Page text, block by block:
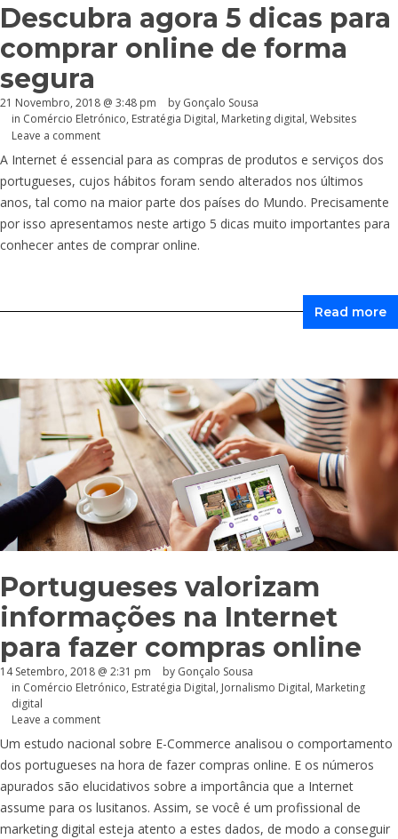
Descubra agora 5 dicas para
comprar online de forma
segura
21 Novembro, 2018 @ 3:48 pm by Gonçalo Sousa
in Comércio Eletrónico, Estratégia Digital, Marketing digital, Websites
Leave a comment
A Internet é essencial para as compras de produtos e serviços dos
portugueses, cujos hábitos foram sendo alterados nos últimos
anos, tal como na maior parte dos países do Mundo. Precisamente
por isso apresentamos neste artigo 5 dicas muito importantes para
conhecer antes de comprar online.
Read more
Portugueses valorizam
informações na Internet
para fazer compras online
14 Setembro, 2018 @ 2:31 pm by Gonçalo Sousa
in Comércio Eletrónico, Estratégia Digital, Jornalismo Digital, Marketing
digital
Leave a comment
Um estudo nacional sobre E-Commerce analisou o comportamento
dos portugueses na hora de fazer compras online. E os números
apurados são elucidativos sobre a importância que a Internet
assume para os lusitanos. Assim, se você é um profissional de
marketing digital esteja atento a estes dados, de modo a conseguir